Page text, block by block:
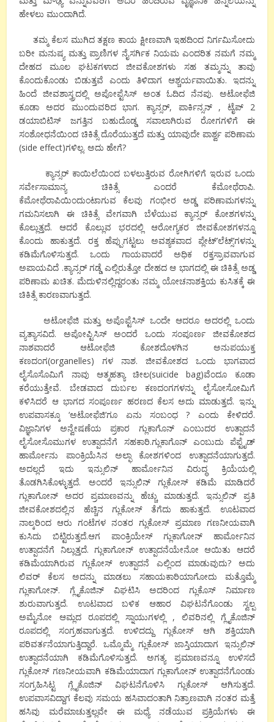
ಹೇಳಲು ಮುಂದಾಗಿದೆ.
ತಮ್ಮ ಕೆಲಸ ಮುಗಿದ ತಕ್ಷಣ ಕಾಯ ಕ್ಷೀಣವಾಗಿ ಇಹದಿಂದ ನಿರ್ಗಮಿಸೋದು
ಬರೀ ಮನುಷ್ಯ ಮತ್ತು ಪ್ರಾಣಿಗಳ ನೈಸರ್ಗಿಕ ನಿಯಮ ಎಂದರಿತ ನಮಗೆ ನಮ್ಮ
ದೇಹದ ಮೂಲ ಘಟಕಗಳಾದ ಜೀವಕೋಶಗಳು ಸಹ ತಮ್ಮನ್ನು ತಾವು
ಕೊಂದುಕೊಂಡು ಬಿಡುತ್ತವೆ ಎಂದು ತಿಳಿದಾಗ ಆಶ್ಚರ್ಯವಾಯಿತು. ಇದನ್ನು
ಹಿಂದೆ ಜೀವಶಾಸ್ತ್ರದಲ್ಲಿ ಅಪೋಪ್ಟೆಸಿಸ್ ಅಂತ ಓದಿದ ನೆನಪು. ಅಟೋಫೆಜಿ
ಕೂಡಾ ಅದರ ಮುಂದುವರಿದ ಭಾಗ. ಕ್ಯಾನ್ಸರ್, ಪಾರ್ಕಿನ್ಸನ್ , ಟೈಪ್ 2
ಡಯಾಬಿಟಿಸ್ ಜಗತ್ತಿನ ಬಹುದೊಡ್ಡ ಸವಾಲಾಗಿರುವ ರೋಗಗಳಿಗೆ ಈ
ಸಂಶೋಧನೆಯಿಂದ ಚಿಕಿತ್ಸೆ ದೊರೆಯುತ್ತದೆ ಮತ್ತು ಯಾವುದೇ ಪಾರ್ಶ್ವ ಪರಿಣಾಮ
(side effect)ಗಳಿಲ್ಲ. ಅದು ಹೇಗೆ?
ಕ್ಯಾನ್ಸರ್ ಕಾಯಿಲೆಯಿಂದ ಬಳಲುತ್ತಿರುವ ರೋಗಿಗಳಿಗೆ ಇರುವ ಒಂದು
ಸರ್ವೇಸಾಮಾನ್ಯ ಚಿಕಿತ್ಸೆ ಎಂದರೆ ಕೆಮೋಥೆರಾಪಿ.
ಕೆಮೋಥೆರಾಪಿಯಿಂದುಂಟಾಗುವ ಕೆಲವು ಗಂಭೀರ ಅಡ್ಡ ಪರಿಣಾಮಗಳನ್ನು
ಗಮನಿಸಲಾಗಿ ಈ ಚಿಕಿತ್ಸೆ ವೇಗವಾಗಿ ಬೆಳೆಯುವ ಕ್ಯಾನ್ಸರ್ ಕೋಶಗಳನ್ನು
ಕೊಲ್ಲುತ್ತದೆ. ಆದರೆ ಕೊಲ್ಲುವ ಭರದಲ್ಲಿ ಆರೋಗ್ಯಕರ ಜೀವಕೋಶಗಳನ್ನೂ
ಕೊಂದು ಹಾಕುತ್ತದೆ. ರಕ್ತ ಹೆಪ್ಪುಗಟ್ಟಲು ಅವಶ್ಯಕವಾದ ಪ್ಲೇಟ್’ಲೆಟ್ಸ್’ಗಳನ್ನು
ಕಡಿಮೆಗೊಳಿಸುತ್ತದೆ. ಒಂದು ಗಾಯವಾದರೆ ಅಧಿಕ ರಕ್ತಸ್ರಾವವಾಗುವ
ಅಪಾಯವಿದೆ .ಕ್ಯಾನ್ಸರ್ ಗಡ್ಡೆ ಎಲ್ಲಿರುತ್ತೋ ದೇಹದ ಆ ಭಾಗದಲ್ಲಿ ಈ ಚಿಕಿತ್ಸೆ ಅಡ್ಡ
ಪರಿಣಾಮ ಖಚಿತ. ಮೆದುಳಿನಲ್ಲಿದ್ದರಂತು ನಮ್ಮ ಯೋಚನಾಶಕ್ತಿಯ ಕುಸಿತಕ್ಕೆ ಈ
ಚಿಕಿತ್ಸೆ ಕಾರಣವಾಗುತ್ತದೆ.
ಅಟೋಫೆಜಿ ಮತ್ತು ಅಪೊಪ್ಟೆಸಿಸ್ ಒಂದೇ ಆದರೂ ಅದರಲ್ಲಿ ಒಂದು
ವ್ಯತ್ಯಾಸವಿದೆ. ಅಪೋಪ್ಟಿಸಿಸ್ ಅಂದರೆ ಒಂದು ಸಂಪೂರ್ಣ ಜೀವಕೋಶದ
ನಾಶವಾದರೆ ಆಟೋಫೆಜಿ ಕೋಶದೊಳಗಿನ ಅನುಪಯುಕ್ತ
ಕಣದಂಗ(organelles) ಗಳ ನಾಶ. ಜೀವಕೋಶದ ಒಂದು ಭಾಗವಾದ
ಲೈಸೊಸೊಮಿಗೆ ನಾವು ಆತ್ಮಹತ್ಯಾ ಚೀಲ(suicide bag)ವೆಂದೂ ಕೂಡಾ
ಕರೆಯುತ್ತೇವೆ. ಬೇಡವಾದ ದುರ್ಬಲ ಕಣದಂಗಗಳನ್ನು ಲೈಸೋಸೋಮಿಗೆ
ಕಳಿಸಿದರೆ ಆ ಭಾಗದ ಸಂಪೂರ್ಣ ಹರಣದ ಕೆಲಸ ಅದು ಮಾಡುತ್ತದೆ. ಇನ್ನು
ಉಪವಾಸಕ್ಕೂ ‘ಅಟೋಫೆಜಿ’ಗೂ ಏನು ಸಂಬಂಧ ? ಎಂದು ಕೇಳಿದರೆ.
ವಿಜ್ಞಾನಿಗಳ ಅನ್ವೇಷಣೆಯ ಪ್ರಕಾರ ಗ್ಲುಕಾಗೊನ್ ಎಂಬುದರ ಉತ್ಪಾದನೆ
ಲೈಸೋಸೊಮುಗಳ ಉತ್ಪಾದನೆಗೆ ಸಹಕಾರಿ.ಗ್ಲುಕಾಗೊನ್ ಎಂಬುದು ಪೆಪ್ಟೈಡ್
ಹಾರ್ಮೋನು ಪಾಂಕ್ರಿಯೆಸಿನ ಅಲ್ಫಾ ಕೋಶಗಳಿಂದ ಉತ್ಪಾದನೆಯಾಗುತ್ತದೆ.
ಅದಲ್ಲದೆ ಇದು ಇನ್ಸುಲಿನ್ ಹಾರ್ಮೋನಿನ ವಿರುದ್ಧ ಕ್ರಿಯೆಯಲ್ಲಿ
ತೊಡಗಿಸಿಕೊಳ್ಳುತ್ತದೆ. ಅಂದರೆ ಇನ್ಸುಲಿನ್ ಗ್ಲುಕೋಸ್ ಕಡಿಮೆ ಮಾಡಿದರೆ
ಗ್ಲುಕಾಗೋನ್ ಅದರ ಪ್ರಮಾಣವನ್ನು ಹೆಚ್ಚು ಮಾಡುತ್ತದೆ. ಇನ್ಸುಲಿನ್ ಪ್ರತಿ
ಜೀವಕೋಶದಲ್ಲಿನ ಹೆಚ್ಚಿನ ಗ್ಲುಕೋಸ್ ತೆಗೆದು ಹಾಕುತ್ತದೆ. ಊಟವಾದ
ನಾಲ್ಕರಿಂದ ಆರು ಗಂಟೆಗಳ ನಂತರ ಗ್ಲುಕೋಸ್ ಪ್ರಮಾಣ ಗಣನೀಯವಾಗಿ
ಕುಸಿದು ಬಿಟ್ಟಿರುತ್ತದೆ.ಆಗ ಪಾಂಕ್ರಿಯೇಸ್ ಗ್ಲುಕಾಗೋನ್ ಹಾರ್ಮೋನಿನ
ಉತ್ಪಾದನೆಗೆ ನಿಲ್ಲುತ್ತದೆ. ಗ್ಲುಕಾಗೋನ್ ಉತ್ಪಾದನೆಯೇನೋ ಆಯಿತು ಆದರೆ
ಕಡಿಮೆಯಾಗಿರುವ ಗ್ಲುಕೋಸ್ ಉತ್ಪಾದನೆ ಎಲ್ಲಿಂದ ಮಾಡುವುದು? ಅದು
ಲಿವರ್ ಕೆಲಸ ಅದನ್ನು ಮಾಡಲು ಸಹಾಯಕಾರಿಯಾಗೋದು ಮತ್ತೊಮ್ಮೆ
ಗ್ಲುಕಾಗೋನ್. ಗ್ಲೈಕೊಜಿನ್ ವಿಘಟಿಸಿ ಅದರಿಂದ ಗ್ಲುಕೊಸ್ ನಿರ್ಮಾಣ
ಶುರುವಾಗುತ್ತದೆ. ಊಟವಾದ ಬಳಿಕ ಆಹಾರ ವಿಘಟನೆಗೊಂಡು ಸ್ವಲ್ಪ
ಅಮೈನೋ ಆಮ್ಲದ ರೂಪದಲ್ಲಿ ಸ್ನಾಯುಗಳಲ್ಲಿ , ಲಿವರಿನಲ್ಲಿ ಗ್ಲೈಕೊಜಿನ್
ರೂಪದಲ್ಲಿ ಸಂಗ್ರಹವಾಗುತ್ತದೆ. ಉಳಿದದ್ದು ಗ್ಲುಕೋಸ್ ಆಗಿ ಶಕ್ತಿಯಾಗಿ
ಪರಿವರ್ತನೆಯಾಗುತ್ತಿದ್ದಾರೆ. ಒಮ್ಮೊಮ್ಮೆ ಗ್ಲುಕೋಸ್ ಜಾಸ್ತಿಯಾದಾಗ ಇನ್ಸುಲಿನ್
ಉತ್ಪಾದನೆಯಾಗಿ ಕಡಿಮೆಗೊಳಿಸುತ್ತದೆ. ಅಗತ್ಯ ಪ್ರಮಾಣವನ್ನೂ ಉಳಿಸದೆ
ಗ್ಲುಕೋಸ್ ಗಣನೀಯವಾಗಿ ಕಡಿಮೆಯಾದಾಗ ಗ್ಲುಕಾಗೋನ್ ಉತ್ಪಾದನೆಗೊಂಡು
ಸಂಗ್ರಹಿಸಿಟ್ಟ ಗ್ಲೈಕೊಜಿನ್ ವಿಘಟನೆಗೊಳಿಸಿ ಗ್ಲುಕೋಸ್ ಆಗಿಸುತ್ತದೆ.
ಉಪವಾಸವಿದ್ದಾಗ ಕೆಲವು ಸಮಯ ಹಸಿವಾದಂತಾಗಿ ನಿತ್ರಾಣವಾಗಿ ನಂತರ ಮತ್ತೆ
ಹಸಿವು ಮರೆಮಾಚುತ್ತಲ್ಲವೇ ಈ ಮಧ್ಯೆ ನಡೆಯುವ ಪ್ರಕ್ರಿಯೆಗಳು ಈ